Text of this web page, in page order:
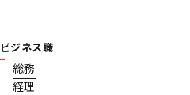
ビジネス職
総務
経理